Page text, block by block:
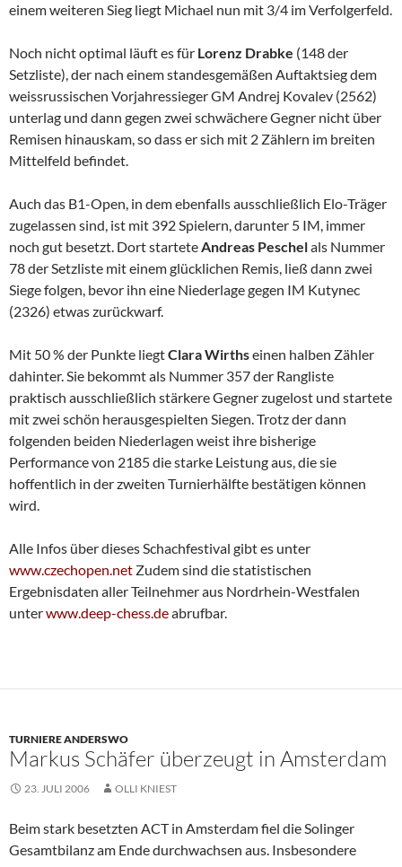
einem weiteren Sieg liegt Michael nun mit 3/4 im Verfolgerfeld.
Noch nicht optimal läuft es für Lorenz Drabke (148 der
Setzliste), der nach einem standesgemäßen Auftaktsieg dem
weissrussischen Vorjahressieger GM Andrej Kovalev (2562)
unterlag und dann gegen zwei schwächere Gegner nicht über
Remisen hinauskam, so dass er sich mit 2 Zählern im breiten
Mittelfeld befindet.
Auch das B1-Open, in dem ebenfalls ausschließlich Elo-Träger
zugelassen sind, ist mit 392 Spielern, darunter 5 IM, immer
noch gut besetzt. Dort starteteAndreas Peschelals Nummer
78 der Setzliste mit einem glücklichen Remis, ließ dann zwei
Siege folgen, bevor ihn eine Niederlage gegen IM Kutynec
(2326) etwas zurückwarf.
Mit 50 % der Punkte liegtClara Wirthseinen halben Zähler
dahinter. Sie bekommt als Nummer 357 der Rangliste
praktisch ausschließlich stärkere Gegner zugelost und startete
mit zwei schön herausgespielten Siegen. Trotz der dann
folgenden beiden Niederlagen weist ihre bisherige
Performance von 2185 die starke Leistung aus, die sie
hoffentlich in der zweiten Turnierhälfte bestätigen können
wird.
Alle Infos über dieses Schachfestival gibt es unter
www.czechopen.net Zudem sind die statistischen
Ergebnisdaten aller Teilnehmer aus Nordrhein-Westfalen
unterwww.deep-chess.deabrufbar.
TURNIERE ANDERSWO
Markus Schäfer überzeugt in Amsterdam
23. JULI 2006 OLLI KNIEST
Beim stark besetzten ACT in Amsterdam fiel die Solinger
Gesamtbilanz am Ende durchwachsen aus. Insbesondere